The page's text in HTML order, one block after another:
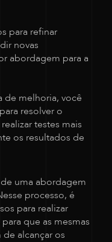
para refinar
novas
abordagem para a
de melhoria, você
resolver o
testes mais
os resultados de
uma abordagem
processo, é
para realizar
que as mesmas
alcançar os